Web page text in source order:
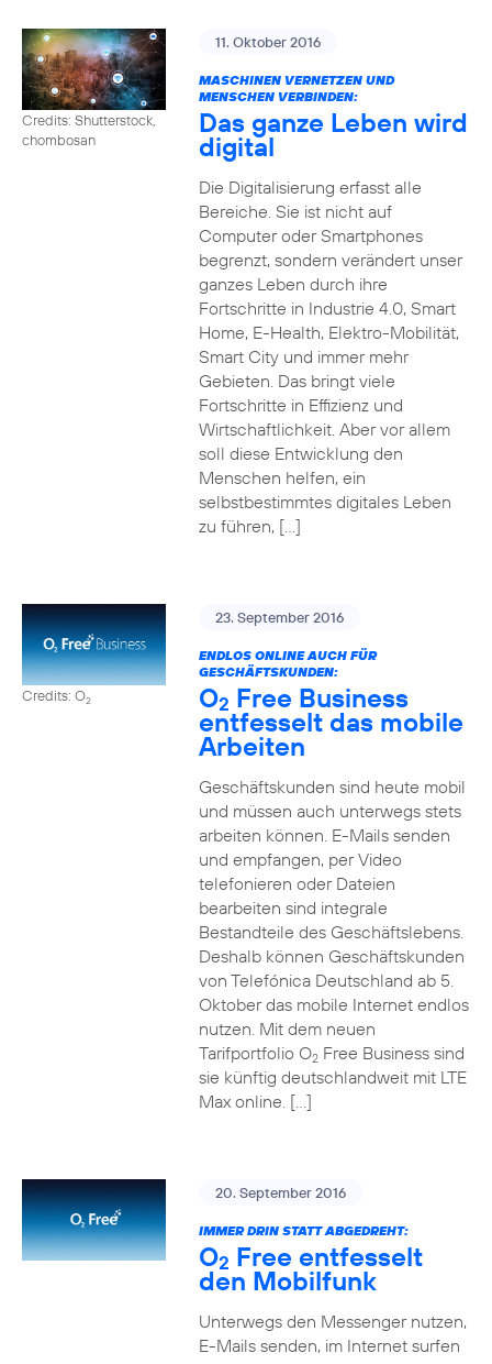
Credits: Shutterstock,
chombosan
11. Oktober 2016
MASCHINEN VERNETZEN UND
MENSCHEN VERBINDEN:
Das ganze Leben wird
digital
Die Digitalisierung erfasst alle
Bereiche. Sie ist nicht auf
Computer oder Smartphones
begrenzt, sondern verändert unser
ganzes Leben durch ihre
Fortschritte in Industrie 4.0, Smart
Home, E-Health, Elektro-Mobilität,
Smart City und immer mehr
Gebieten. Das bringt viele
Fortschritte in Effizienz und
Wirtschaftlichkeit. Aber vor allem
soll diese Entwicklung den
Menschen helfen, ein
selbstbestimmtes digitales Leben
zu führen, […]
Credits: O2
23. September 2016
ENDLOS ONLINE AUCH FÜR
GESCHÄFTSKUNDEN:
O2 Free Business
entfesselt das mobile
Arbeiten
Geschäftskunden sind heute mobil
und müssen auch unterwegs stets
arbeiten können. E-Mails senden
und empfangen, per Video
telefonieren oder Dateien
bearbeiten sind integrale
Bestandteile des Geschäftslebens.
Deshalb können Geschäftskunden
von Telefónica Deutschland ab 5.
Oktober das mobile Internet endlos
nutzen. Mit dem neuen
Tarifportfolio O2Free Business sind
sie künftig deutschlandweit mit LTE
Max online. […]
20. September 2016
IMMER DRIN STATT ABGEDREHT:
O2 Free entfesselt
den Mobilfunk
Unterwegs den Messenger nutzen,
E-Mails senden, im Internet surfen